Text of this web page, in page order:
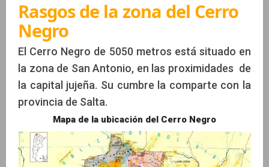
Rasgos de la zona del Cerro
Negro
El Cerro Negro de 5050 metros está situado en
la zona de San Antonio, en las proximidades de
la capital jujeña. Su cumbre la comparte con la
provincia de Salta.
Mapa de la ubicación del Cerro Negro